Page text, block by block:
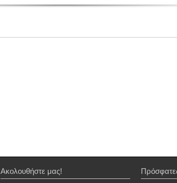
Ακολουθήστε μας!